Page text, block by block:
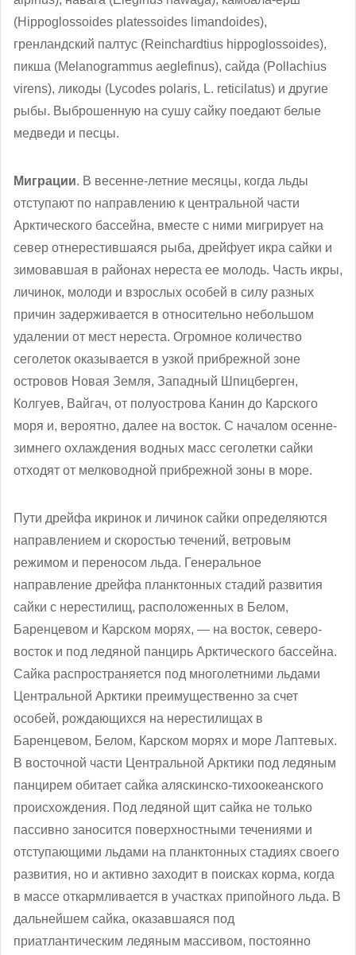
(Hippoglossoides platessoides limandoides),
гренландский палтус (Reinchardtius hippoglossoides),
пикша (Melanogrammus aeglefinus), сайда (Pollachius
virens), ликоды (Lycodes polaris, L. reticilatus) и другие
рыбы. Выброшенную на сушу сайку поедают белые
медведи и песцы.
Миграции. В весенне-летние месяцы, когда льды
отступают по направлению к центральной части
Арктического бассейна, вместе с ними мигрирует на
север отнерестившаяся рыба, дрейфует икра сайки и
зимовавшая в районах нереста ее молодь. Часть икры,
личинок, молоди и взрослых особей в силу разных
причин задерживается в относительно небольшом
удалении от мест нереста. Огромное количество
сеголеток оказывается в узкой прибрежной зоне
островов Новая Земля, Западный Шпицберген,
Колгуев, Вайгач, от полуострова Канин до Карского
моря и, вероятно, далее на восток. С началом осенне-
зимнего охлаждения водных масс сеголетки сайки
отходят от мелководной прибрежной зоны в море.
Пути дрейфа икринок и личинок сайки определяются
направлением и скоростью течений, ветровым
режимом и переносом льда. Генеральное
направление дрейфа планктонных стадий развития
сайки с нерестилищ, расположенных в Белом,
Баренцевом и Карском морях, — на восток, северо-
восток и под ледяной панцирь Арктического бассейна.
Сайка распространяется под многолетними льдами
Центральной Арктики преимущественно за счет
особей, рождающихся на нерестилищах в
Баренцевом, Белом, Карском морях и море Лаптевых.
В восточной части Центральной Арктики под ледяным
панцирем обитает сайка аляскинско-тихоокеанского
происхождения. Под ледяной щит сайка не только
пассивно заносится поверхностными течениями и
отступающими льдами на планктонных стадиях своего
развития, но и активно заходит в поисках корма, когда
в массе откармливается в участках припойного льда. В
дальнейшем сайка, оказавшаяся под
приатлантическим ледяным массивом, постоянно